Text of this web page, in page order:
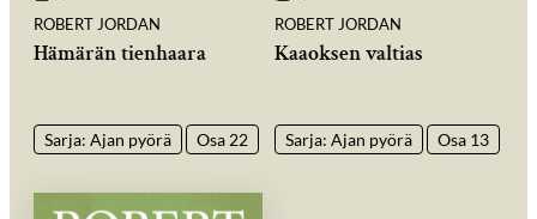
ROBERT JORDAN
Hämärän tienhaara
Sarja: Ajan pyörä Osa 22
ROBERT JORDAN
Kaaoksen valtias
Sarja: Ajan pyörä Osa 13